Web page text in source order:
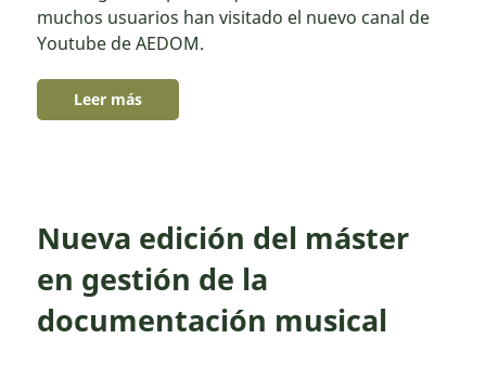
muchos usuarios han visitado el nuevo canal de
Youtube de AEDOM.
Leer más
Nueva edición del máster
en gestión de la
documentación musical